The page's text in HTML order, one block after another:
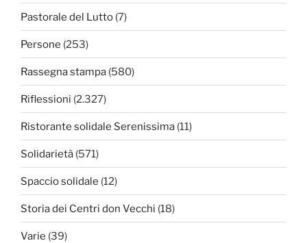
Pastorale del Lutto (7)
Persone (253)
Rassegna stampa (580)
Riflessioni (2.327)
Ristorante solidale Serenissima (11)
Solidarietà (571)
Spaccio solidale (12)
Storia dei Centri don Vecchi (18)
Varie (39)